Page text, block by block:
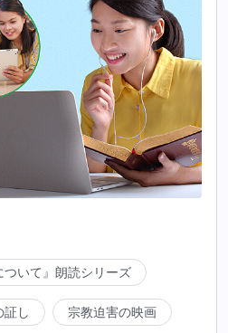
きは決して同じではなく、
人の本来からある本質に基
いる素質を越える働きかけも
きる。人に本来備わってい
限界に応じて人を用いるか、
聖霊が働きかけるとき、その
ながらの素質は働きに役立た
分を使って働くと言ってもい
人間の心や考えが混じり込
れば、完全にされるための
ど到底なく、聖霊の働きを
は人を啓発することだが、
ついて』朗読シリーズ
証し 宗教迫害の映画